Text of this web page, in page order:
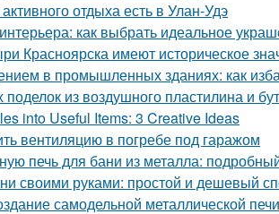
отдыха есть в Улан-Удэ
как выбрать идеальное
Красноярска имеют историческое
в промышленных зданиях: как
из воздушного пластилина и
into Useful Items: 3 Creative Ideas
вентиляцию в погребе под гаражом
печь для бани из металла:
своими руками: простой и дешевый
самодельной металлической печи